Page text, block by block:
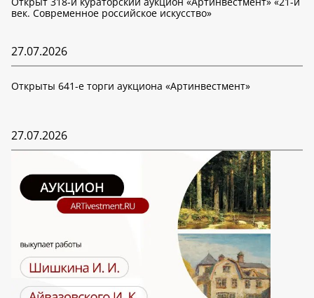
век. Современное российское искусство»
27.07.2026
Открыты 641-е торги аукциона «Артинвестмент»
27.07.2026